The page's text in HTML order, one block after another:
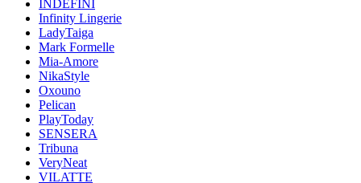
INDEFINI
Infinity Lingerie
LadyTaiga
Mark Formelle
Mia-Amore
NikaStyle
Oxouno
Pelican
PlayToday
SENSERA
Tribuna
VeryNeat
VILATTE